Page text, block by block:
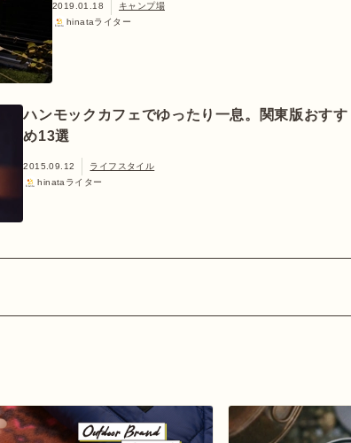
2019.01.18
キャンプ場
hinataライター
ハンモックカフェでゆったり一息。関東版おすす
め13選
2015.09.12
ライフスタイル
hinataライター